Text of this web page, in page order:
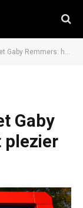
hervind het plezier in je werk.
Gaby
plezier